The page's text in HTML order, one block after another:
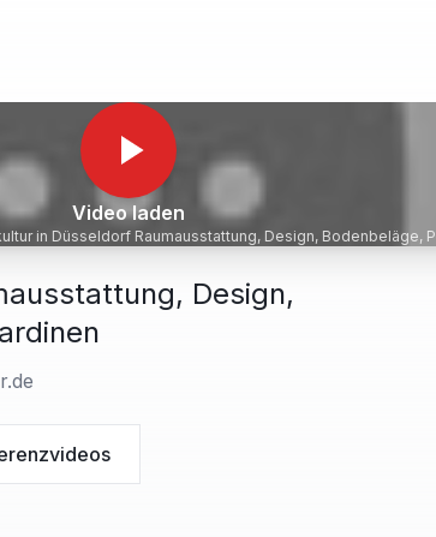
Video laden
in Düsseldorf Raumausstattung, Design, Bodenbeläge,
Design,